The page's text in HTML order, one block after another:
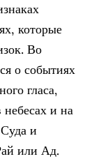
которые
Во
о событиях
гласа,
небесах и на
и
или Ад.